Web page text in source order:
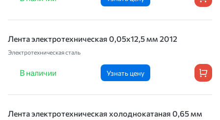
Лента электротехническая 0,05х12,5 мм 2012
Электротехническая сталь
В наличии Узнать цену
Лента электротехническая холоднокатаная 0,65 мм